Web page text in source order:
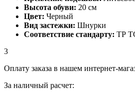
Высота обуви: 20 см
Цвет: Черный
Вид застежки: Шнурки
Соответствие стандарту: ТР
3
Оплату заказа в нашем интернет-
За наличный расчет: